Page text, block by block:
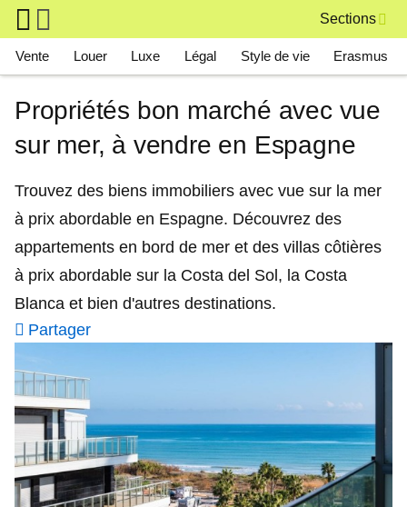
Skip to main content
Sections
Main navigation
Vente Louer Luxe Légal Style de vie Erasmus
Propriétés bon marché avec vue
sur mer, à vendre en Espagne
Trouvez des biens immobiliers avec vue sur la mer
à prix abordable en Espagne. Découvrez des
appartements en bord de mer et des villas côtières
à prix abordable sur la Costa del Sol, la Costa
Blanca et bien d'autres destinations.
Partager